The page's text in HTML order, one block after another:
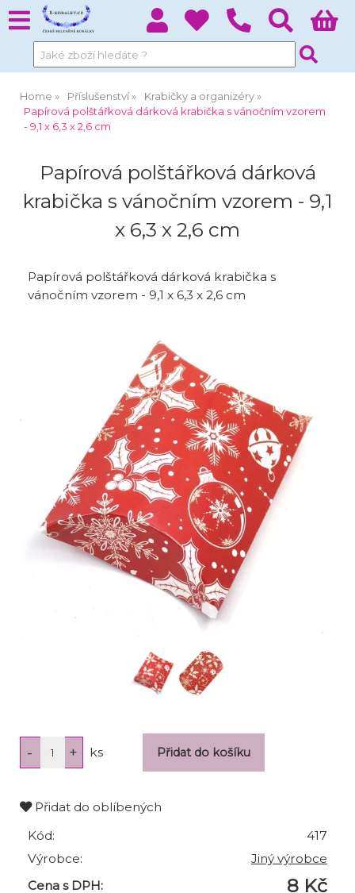
Home Příslušenství
Krabičky a organizéry
Papírová polštářková dárková krabička s vánočním vzorem
- 9,1 x 6,3 x 2,6 cm
Papírová polštářková dárková
krabička s vánočním vzorem - 9,1
x 6,3 x 2,6 cm
Papírová polštářková dárková krabička s
vánočním vzorem - 9,1 x 6,3 x 2,6 cm
ks
Přidat do oblíbených
Kód:
417
Výrobce:
Jiný výrobce
Cena s DPH:
8 Kč